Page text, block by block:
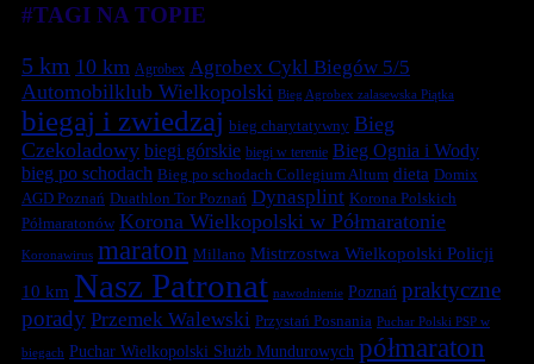
#TAGI NA TOPIE
5 km 10 km Agrobex Agrobex Cykl Biegów 5/5
Automobilklub Wielkopolski Bieg Agrobex zalasewska Piątka
biegaj i zwiedzaj bieg charytatywny Bieg
Czekoladowy biegi górskie biegi w terenie Bieg Ognia i Wody
bieg po schodach Bieg po schodach Collegium Altum dieta Domix
AGD Poznań Duathlon Tor Poznań Dynasplint Korona Polskich
Półmaratonów Korona Wielkopolski w Półmaratonie
Koronawirus maraton Millano Mistrzostwa Wielkopolski Policji
10 km Nasz Patronat nawodnienie Poznań praktyczne
porady Przemek Walewski Przystań Posnania Puchar Polski PSP w
biegach Puchar Wielkopolski Służb Mundurowych półmaraton